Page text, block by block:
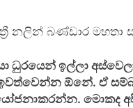
නලින් බණ්ඩාර මහතා
ඉල්ලා අස්වෙලා
ඕනේ. ඒ
මොකද